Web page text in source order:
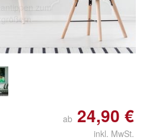
antippen zum
ab 24,90 €
inkl. MwSt.